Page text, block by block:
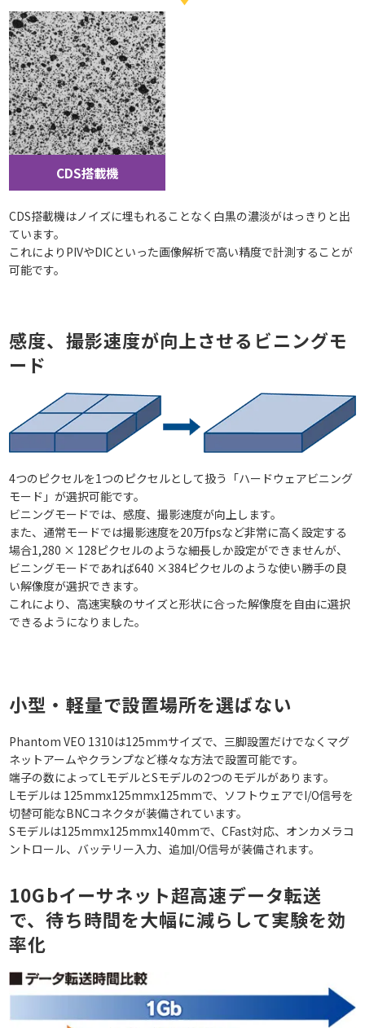
CDS搭載機
CDS搭載機はノイズに埋もれることなく白黒の濃淡がはっきりと出
ています。
これによりPIVやDICといった画像解析で高い精度で計測することが
可能です。
感度、撮影速度が向上させるビニングモ
ード
4つのピクセルを1つのピクセルとして扱う「ハードウェアビニング
モード」が選択可能です。
ビニングモードでは、感度、撮影速度が向上します。
また、通常モードでは撮影速度を20万fpsなど非常に高く設定する
場合1,280 × 128ピクセルのような細長しか設定ができませんが、
ビニングモードであれば640 ×384ピクセルのような使い勝手の良
い解像度が選択できます。
これにより、高速実験のサイズと形状に合った解像度を自由に選択
できるようになりました。
小型・軽量で設置場所を選ばない
Phantom VEO 1310は125mmサイズで、三脚設置だけでなくマグ
ネットアームやクランプなど様々な方法で設置可能です。
端子の数によってLモデルとSモデルの2つのモデルがあります。
Lモデルは 125mmx125mmx125mmで、ソフトウェアでI/O信号を
切替可能なBNCコネクタが装備されています。
Sモデルは125mmx125mmx140mmで、CFast対応、オンカメラコ
ントロール、バッテリー入力、追加I/O信号が装備されます。
10Gbイーサネット超高速データ転送
で、待ち時間を大幅に減らして実験を効
率化